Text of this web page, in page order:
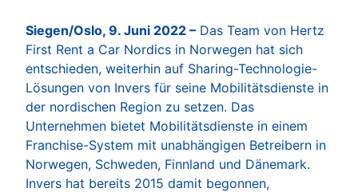
Siegen/Oslo, 9. Juni 2022 – Das Team von Hertz
First Rent a Car Nordics in Norwegen hat sich
entschieden, weiterhin auf Sharing-Technologie-
Lösungen von Invers für seine Mobilitätsdienste in
der nordischen Region zu setzen. Das
Unternehmen bietet Mobilitätsdienste in einem
Franchise-System mit unabhängigen Betreibern in
Norwegen, Schweden, Finnland und Dänemark.
Invers hat bereits 2015 damit begonnen,